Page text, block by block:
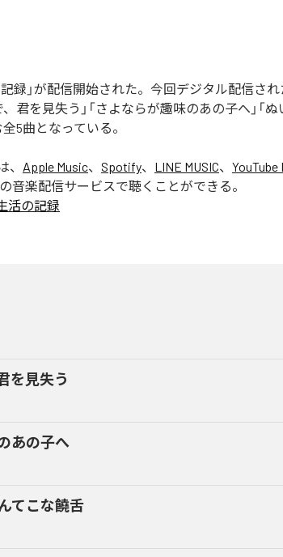
録」が配信開始された。今回デジタル配信さ
、君を見失う」「さよならが趣味のあの子へ」「
全5曲となっている。
、 Apple Music、 Spotify、 LINE MUSIC、 YouTube
音楽配信サービスで聴くことができる。
活の記録
を見失う
あの子へ
てこな饒舌